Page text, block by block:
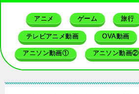
アニメ ゲーム 旅行
テレビアニメ動画 OVA動画
アニソン動画① アニソン動画②